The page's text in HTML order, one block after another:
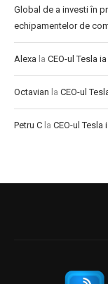
Global de a investi în
echipamentelor de
Alexa la CEO-ul Tesla
Octavian la CEO-ul
Petru C la CEO-ul